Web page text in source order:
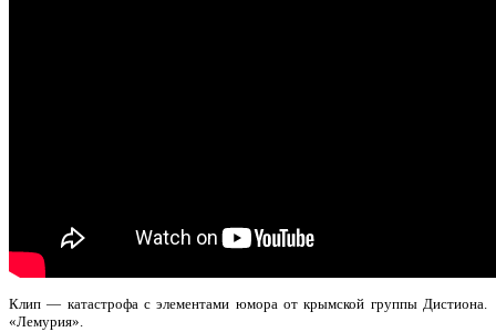
Клип — катастрофа с элементами юмора от крымской группы Дистиона.
«Лемурия».